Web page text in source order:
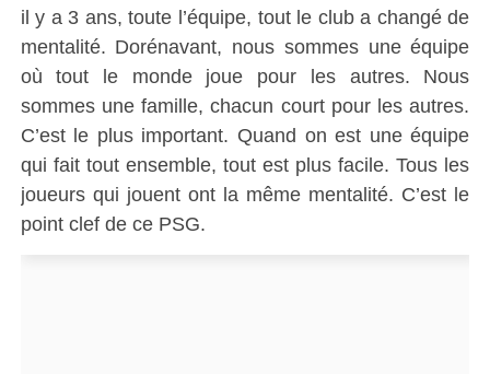
il y a 3 ans, toute l’équipe, tout le club a changé de
mentalité. Dorénavant, nous sommes une équipe
où tout le monde joue pour les autres. Nous
sommes une famille, chacun court pour les autres.
C’est le plus important. Quand on est une équipe
qui fait tout ensemble, tout est plus facile. Tous les
joueurs qui jouent ont la même mentalité. C’est le
point clef de ce PSG.